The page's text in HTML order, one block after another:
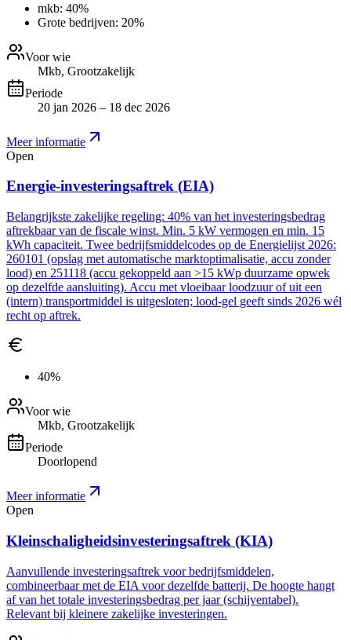
mkb: 40%
Grote bedrijven: 20%
Voor wie
Mkb, Grootzakelijk
Periode
20 jan 2026 – 18 dec 2026
Meer informatie
Open
Energie-investeringsaftrek (EIA)
Belangrijkste zakelijke regeling: 40% van het investeringsbedrag
aftrekbaar van de fiscale winst. Min. 5 kW vermogen en min. 15
kWh capaciteit. Twee bedrijfsmiddelcodes op de Energielijst 2026:
260101 (opslag met automatische marktoptimalisatie, accu zonder
lood) en 251118 (accu gekoppeld aan >15 kWp duurzame opwek
op dezelfde aansluiting). Accu met vloeibaar loodzuur of uit een
(intern) transportmiddel is uitgesloten; lood-gel geeft sinds 2026 wél
recht op aftrek.
40%
Voor wie
Mkb, Grootzakelijk
Periode
Doorlopend
Meer informatie
Open
Kleinschaligheidsinvesteringsaftrek (KIA)
Aanvullende investeringsaftrek voor bedrijfsmiddelen,
combineerbaar met de EIA voor dezelfde batterij. De hoogte hangt
af van het totale investeringsbedrag per jaar (schijventabel).
Relevant bij kleinere zakelijke investeringen.